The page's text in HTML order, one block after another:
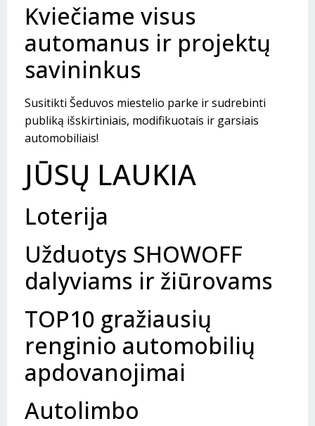
Kviečiame visus
automanus ir projektų
savininkus
Susitikti Šeduvos miestelio parke ir sudrebinti
publiką išskirtiniais, modifikuotais ir garsiais
automobiliais!
JŪSŲ LAUKIA
Loterija
Užduotys SHOWOFF
dalyviams ir žiūrovams
TOP10 gražiausių
renginio automobilių
apdovanojimai
Autolimbo